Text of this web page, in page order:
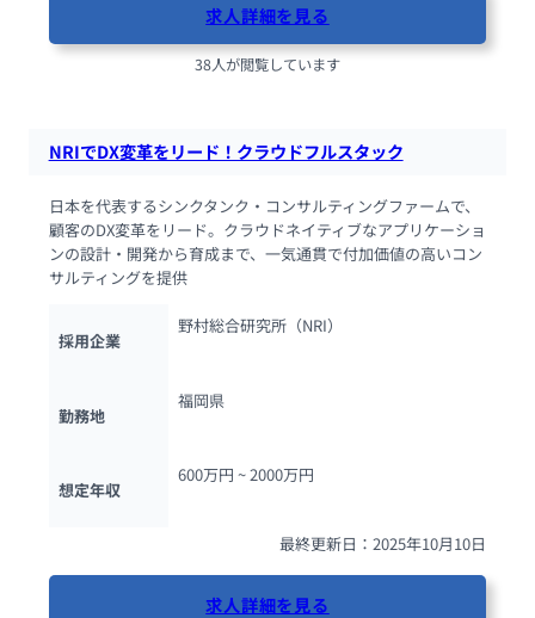
求人詳細を見る
38人が閲覧しています
NRIでDX変革をリード！クラウドフルスタック
日本を代表するシンクタンク・コンサルティングファームで、
顧客のDX変革をリード。クラウドネイティブなアプリケーショ
ンの設計・開発から育成まで、一気通貫で付加価値の高いコン
サルティングを提供
採用企業
野村総合研究所（NRI）
勤務地
福岡県
想定年収
600万円 ~ 2000万円
最終更新日：2025年10月10日
求人詳細を見る